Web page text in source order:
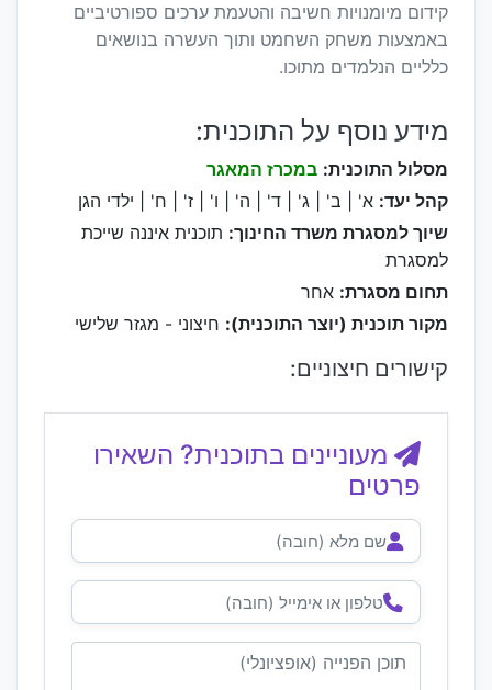
קידום מיומנויות חשיבה והטעמת ערכים ספורטיביים
באמצעות משחק השחמט ותוך העשרה בנושאים
כלליים הנלמדים מתוכו.
מידע נוסף על התוכנית:
מסלול התוכנית: במכרז המאגר
קהל יעד: א' | ב' | ג' | ד' | ה' | ו' | ז' | ח' | ילדי הגן
שיוך למסגרת משרד החינוך: תוכנית איננה שייכת
למסגרת
תחום מסגרת: אחר
מקור תוכנית (יוצר התוכנית): חיצוני - מגזר שלישי
קישורים חיצוניים:
מעוניינים בתוכנית? השאירו
פרטים